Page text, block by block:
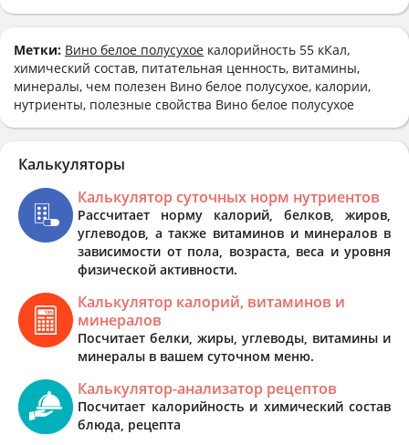
Метки: Вино белое полусухое калорийность 55 кКал,
химический состав, питательная ценность, витамины,
минералы, чем полезен Вино белое полусухое, калории,
нутриенты, полезные свойства Вино белое полусухое
Калькуляторы
Калькулятор суточных норм нутриентов
Рассчитает норму калорий, белков, жиров,
углеводов, а также витаминов и минералов в
зависимости от пола, возраста, веса и уровня
физической активности.
Калькулятор калорий, витаминов и
минералов
Посчитает белки, жиры, углеводы, витамины и
минералы в вашем суточном меню.
Калькулятор-анализатор рецептов
Посчитает калорийность и химический состав
блюда, рецепта